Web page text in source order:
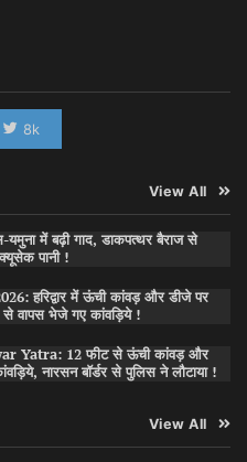
8k
View All
में बढ़ी गाद, डाकपत्थर बैराज से
पानी !
हरिद्वार में ऊंची कांवड़ और डीजे पर
से वापस भेजे गए कांवड़िये !
Yatra: 12 फीट से ऊंची कांवड़ और
नारसन बॉर्डर से पुलिस ने लौटाया !
View All